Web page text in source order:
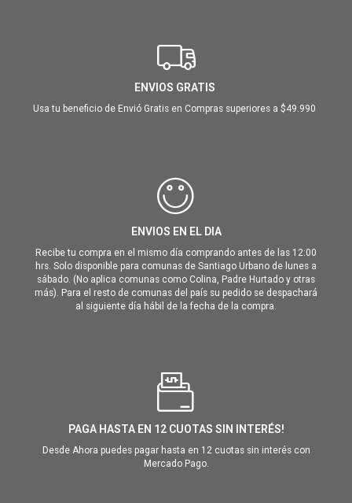
ENVIOS GRATIS
Usa tu beneficio de Envió Gratis en Compras superiores a $49.990
ENVIOS EN EL DIA
Recibe tu compra en el mismo día comprando antes de las 12:00
hrs. Solo disponible para comunas de Santiago Urbano de lunes a
sábado. (No aplica comunas como Colina, Padre Hurtado y otras
más). Para el resto de comunas del país su pedido se despachará
al siguiente día hábil de la fecha de la compra.
PAGA HASTA EN 12 CUOTAS SIN INTERÉS!
Desde Ahora puedes pagar hasta en 12 cuotas sin interés con
Mercado Pago.